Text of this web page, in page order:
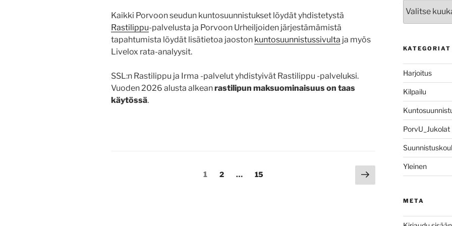
Kaikki Porvoon seudun kuntosuunnistukset löydät yhdistetystä
Rastilippu-palvelusta ja Porvoon Urheiljoiden järjestämämistä
tapahtumista löydät lisätietoa jaoston kuntosuunnistussivulta ja myös
Livelox rata-analyysit.
SSL:n Rastilippu ja Irma -palvelut yhdistyivät Rastilippu -palveluksi.
Vuoden 2026 alusta alkeanrastilipun maksuominaisuus on taas
käytössä.
Sivu
1 Sivu
2 … Sivu
15
Seuraava
sivu
KATEGORIAT
Harjoitus
Kilpailu
PorvU_Jukolat
Yleinen
META